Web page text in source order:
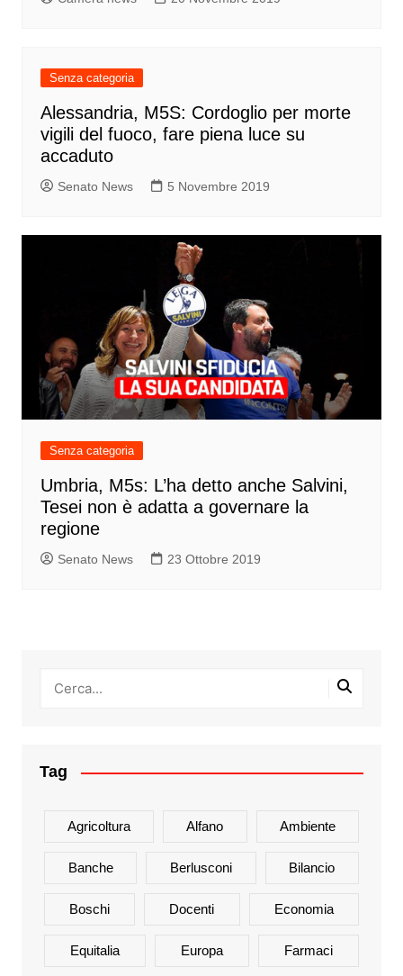
Senza categoria
Alessandria, M5S: Cordoglio per morte
vigili del fuoco, fare piena luce su
accaduto
Senato News 5 Novembre 2019
Senza categoria
Umbria, M5s: L’ha detto anche Salvini,
Tesei non è adatta a governare la
regione
Senato News 23 Ottobre 2019
Tag
Agricoltura Alfano Ambiente
Banche Berlusconi Bilancio
Boschi Docenti Economia
Equitalia Europa Farmaci